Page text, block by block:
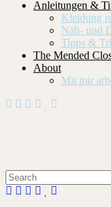
Anleitungen &
Kleidung
Näh- und
Tipps &
The Mended
About
Mit mir